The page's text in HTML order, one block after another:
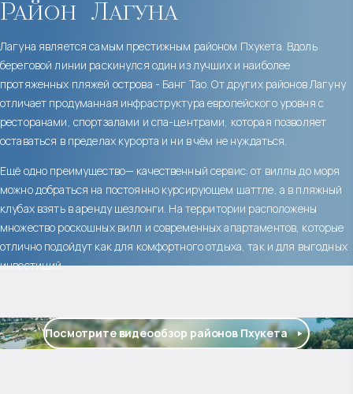
Район Лагуна
Лагуна является самым престижным районом Пхукета. Вдоль
береговой линии раскинулся один из лучших и наиболее
протяженных пляжей острова - Банг Тао. От других районов Лагуну
отличает продуманная инфраструктура европейского уровня с
ресторанами, спортзалами и спа-центрами, которая позволяет
оставаться в пределах курорта и ни в чём не нуждаться.
Ещё одно преимущество— качественный сервис: от виллы до моря
можно добраться на постоянно курсирующем шаттле, а в пляжный
клубах взять в аренду шезлонги. На территории расположены
множество роскошных вилл и современных апартаментов, которые
отлично подойдут как для комфортного отдыха, так и для выгодных
инвестиций.
Посмотрите видеообзор районов Пхукета